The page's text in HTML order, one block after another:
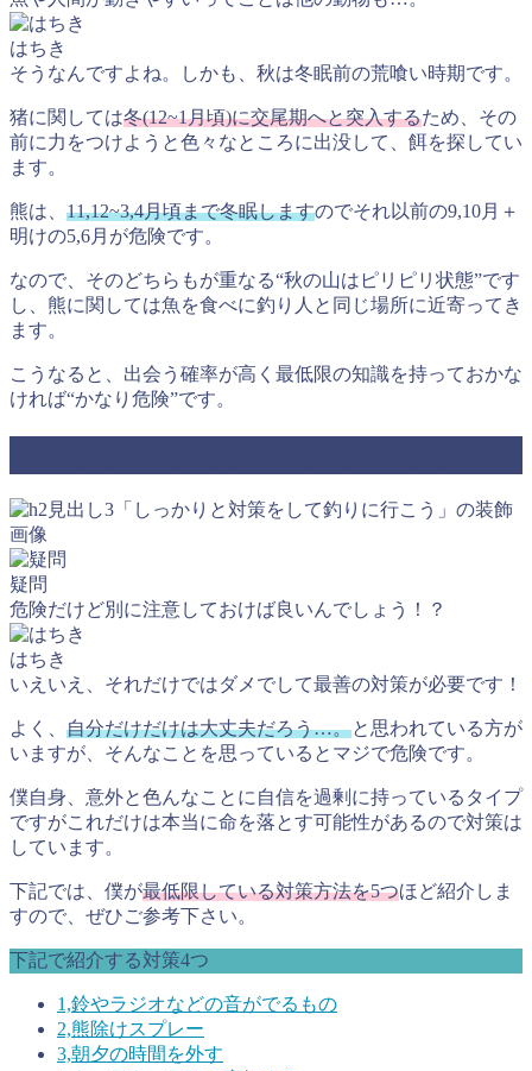
はちき
そうなんですよね。しかも、秋は冬眠前の荒喰い時期です。
猪に関しては冬(12~1月頃)に交尾期へと突入するため、その
前に力をつけようと色々なところに出没して、餌を探してい
ます。
熊は、 11,12~3,4月頃まで冬眠しますのでそれ以前の9,10月＋
明けの5,6月が危険です。
なので、そのどちらもが重なる“秋の山はピリピリ状態”です
し、熊に関しては魚を食べに釣り人と同じ場所に近寄ってき
ます。
こうなると、出会う確率が高く最低限の知識を持っておかな
ければ“かなり危険”です。
疑問
危険だけど別に注意しておけば良いんでしょう！？
はちき
いえいえ、それだけではダメでして最善の対策が必要です！
よく、 自分だけだけは大丈夫だろう…。と思われている方が
いますが、そんなことを思っているとマジで危険です。
僕自身、意外と色んなことに自信を過剰に持っているタイプ
ですがこれだけは本当に命を落とす可能性があるので対策は
しています。
下記では、僕が最低限している対策方法を5つほど紹介しま
すので、ぜひご参考下さい。
下記で紹介する対策4つ
1,鈴やラジオなどの音がでるもの
2,熊除けスプレー
3,朝夕の時間を外す